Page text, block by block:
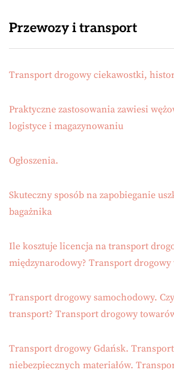
Przewozy i transport
Transport drogowy ciekawostki,
Praktyczne zastosowania zawiesi
logistyce i magazynowaniu
Ogłoszenia.
Skuteczny sposób na zapobieganie
bagażnika
Ile kosztuje licencja na transport
międzynarodowy? Transport drogowy
Transport drogowy samochodowy.
transport? Transport drogowy
Transport drogowy Gdańsk.
niebezpiecznych materiałów.